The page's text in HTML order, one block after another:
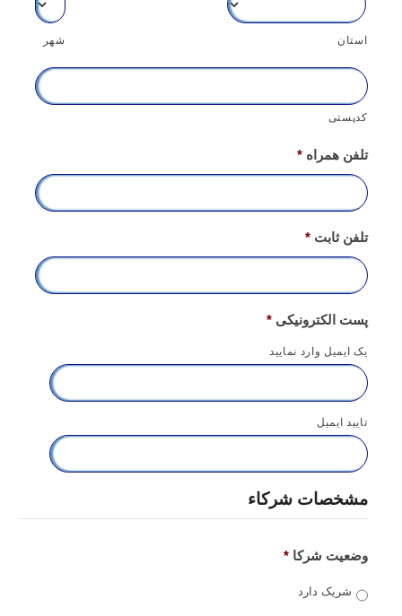
شهر استان
کدپستی
تلفن همراه *
تلفن ثابت *
پست الکترونیکی *
یک ایمیل وارد نمایید
تایید ایمیل
مشخصات شرکاء
وضعیت شرکا *
شریک دارد